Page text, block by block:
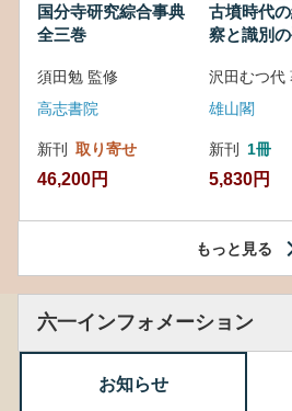
国分寺研究綜合事典
全三巻
須田勉 監修
高志書院
新刊 取り寄せ
46,200円
古墳時代
察と識別
沢田むつ代
雄山閣
新刊 1冊
5,830円
もっと見る
六一インフォメーション
お知らせ